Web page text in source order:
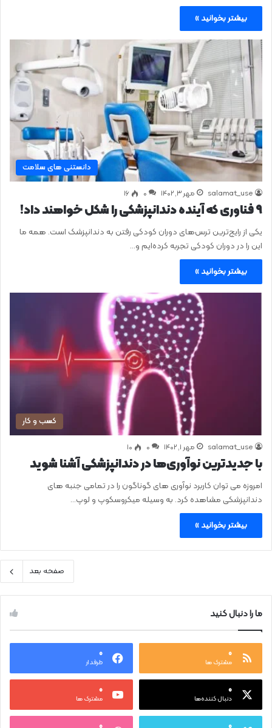
بیشتر بخوانید »
دانستنی های سلامت
salamat_use مهر ۳, ۱۴۰۲ 0 ۱۶
9 فناوری که آینده دندانپزشکی را شکل خواهند داد!
یکی از رایج‌ترین ترس‌های دوران کودکی رفتن به دندانپزشک است. همه ما
این را در دوران کودکی تجربه کرده‌ایم و…
بیشتر بخوانید »
کسب و کار
salamat_use مهر ۱, ۱۴۰۲ 0 ۱۰
با جدیدترین نوآوری‌ها در دندانپزشکی آشنا شوید
امروزه می ‌توان کاربرد نوآوری ‌های گوناگون را در تمامی جنبه ‌های
دندانپزشکی مشاهده کرد. به وسیله میکروسکوپ و لوپ…
بیشتر بخوانید »
صفحه بعد
ما را دنبال کنید
۰
مشترک ها
۰
طرفدار
۰
دنبال کننده‌ها
۰
مشترک ها